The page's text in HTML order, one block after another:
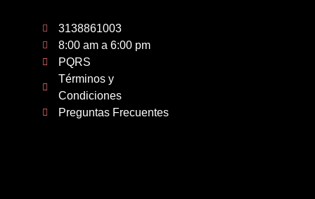
3138861003
8:00 am a 6:00 pm
PQRS
Términos y
Condiciones
Preguntas Frecuentes